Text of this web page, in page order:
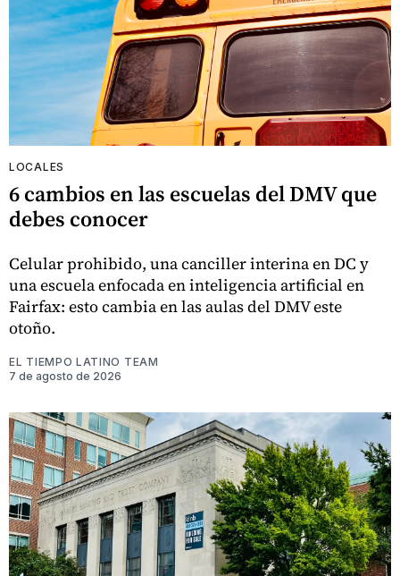
LOCALES
6 cambios en las escuelas del DMV que
debes conocer
Celular prohibido, una canciller interina en DC y
una escuela enfocada en inteligencia artificial en
Fairfax: esto cambia en las aulas del DMV este
otoño.
EL TIEMPO LATINO TEAM
7 de agosto de 2026